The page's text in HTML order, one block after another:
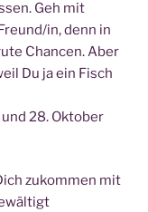
Geh mit
in, denn in
Chan­cen. Aber
Du ja ein Fisch
28. Oktober
zukom­men mit